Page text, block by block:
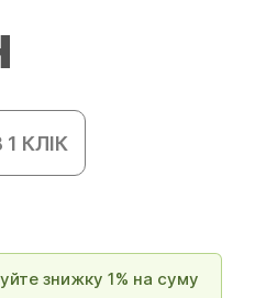
КЛІК
знижку 1% на суму